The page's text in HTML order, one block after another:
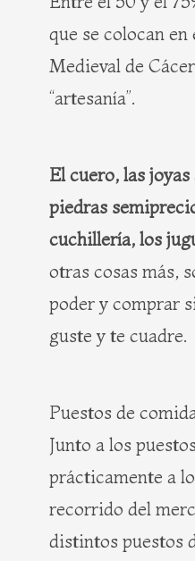
que se colocan
Medieval de
“artesanía”.
El cuero, las
piedras
cuchillería, los
otras cosas más,
poder y comprar
guste y te cuadre.
Puestos de
Junto a los
prácticamente a
recorrido del
distintos puestos